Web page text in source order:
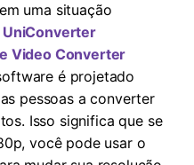
uma situação
Video Converter
é projetado
pessoas a converter
Isso significa que se
você pode usar o